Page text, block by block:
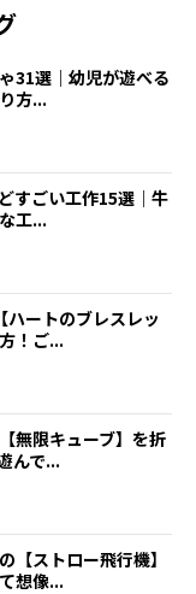
31選｜幼児が遊べる
方...
すごい工作15選｜牛
工...
ートのブレスレッ
！ご...
無限キューブ】を折
んで...
【ストロー飛行機】
想像...